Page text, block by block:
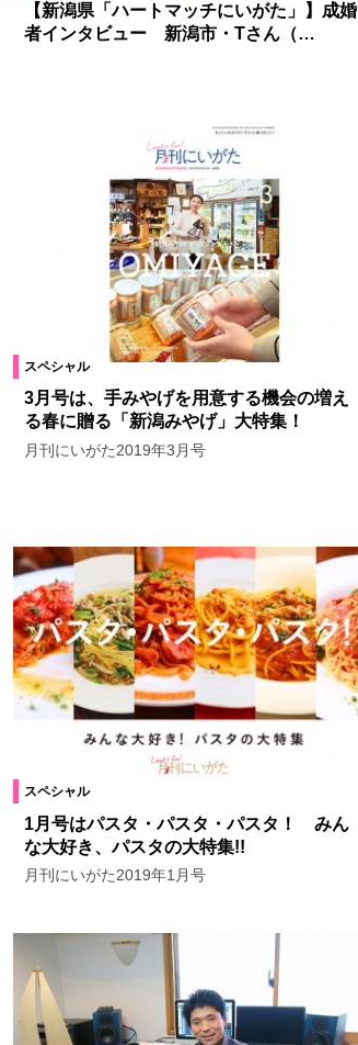
【新潟県「ハートマッチにいがた」】成婚
者インタビュー 新潟市・Tさん（…
スペシャル
3月号は、手みやげを用意する機会の増え
る春に贈る「新潟みやげ」大特集！
月刊にいがた2019年3月号
スペシャル
1月号はパスタ・パスタ・パスタ！ みん
な大好き、パスタの大特集!!
月刊にいがた2019年1月号